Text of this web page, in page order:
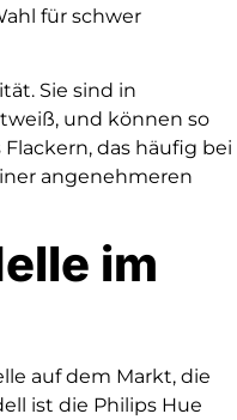
für schwer
Sie sind in
und können so
das häufig bei
angenehmeren
im
auf dem Markt, die
ist die Philips Hue